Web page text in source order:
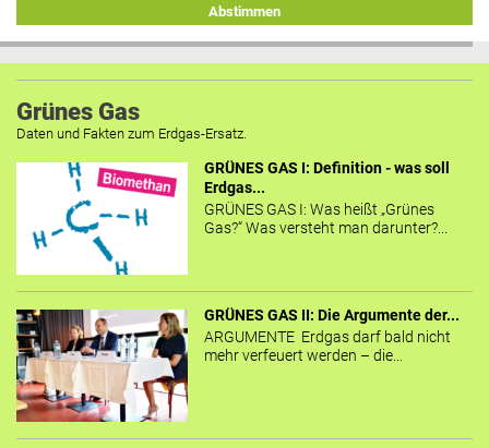
Abstimmen
Grünes Gas
Daten und Fakten zum Erdgas-Ersatz.
GRÜNES GAS I: Definition - was soll
Erdgas...
GRÜNES GAS I: Was heißt „Grünes
Gas?“ Was versteht man darunter?...
GRÜNES GAS II: Die Argumente der...
ARGUMENTE Erdgas darf bald nicht
mehr verfeuert werden – die...